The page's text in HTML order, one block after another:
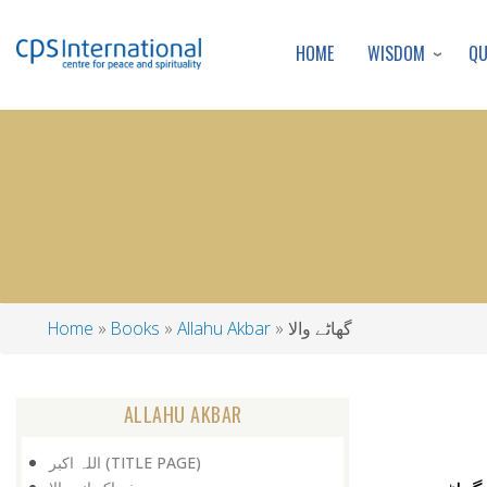
HOME WISDOM
Home Books Allahu Akbar گھاٹے والا
ALLAHU AKBAR
اللہ اکبر (TITLE PAGE)